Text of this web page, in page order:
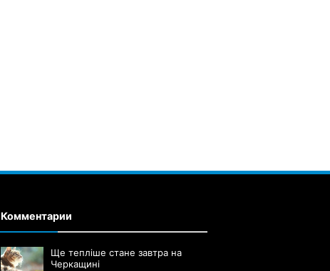
Комментарии
Ще тепліше стане завтра на
Черкащині